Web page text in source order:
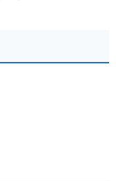
もあるので、ツーリング
。道の駅協和は、自然と
の拠点に最適な場所で